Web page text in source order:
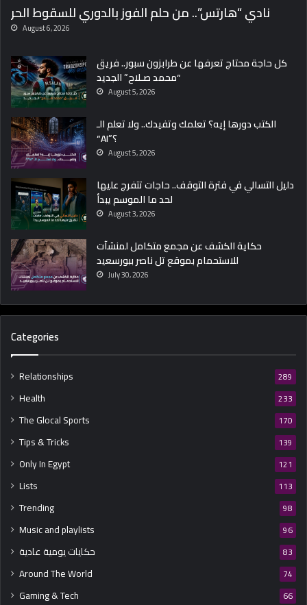
نادي “هارتس”.. من حلم الفوز بالدوري للسقوط الحر
August 6, 2026
كل حاجة محتاج تعرفها عن طرابزون سبور.. فريق
“محمد صـلاح” الجديد
August 5, 2026
الكتب دورها إيه؟ تعلمك وتفيدك.. ولا تعلم الـ
“AI”؟
August 5, 2026
دليل التسالي في فترة التوقف.. حاجات تتفرج عليها
لحد ما الموسم يبدأ
August 3, 2026
حكاية الكشف عن مجمع متكامل لمنشآت
للاستحمام بموقع تل ناصر ببورسعيد
July 30, 2026
Categories
Relationships 289
Health 233
The Glocal Sports 170
Tips & Tricks 139
Only In Egypt 121
Lists 113
Trending 98
Music and playlists 96
حكايات يومية عادية 83
Around The World 74
Gaming & Tech 66